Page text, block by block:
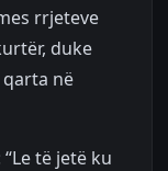
rrjeteve
duke
në
të jetë ku